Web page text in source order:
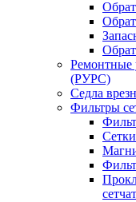
Ремонтные
(РУРС)
Седла
Фильтры